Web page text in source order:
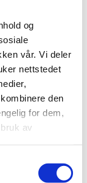
og
vår. Vi deler
nettstedet
den
for dem,
av
til i ønskeliste